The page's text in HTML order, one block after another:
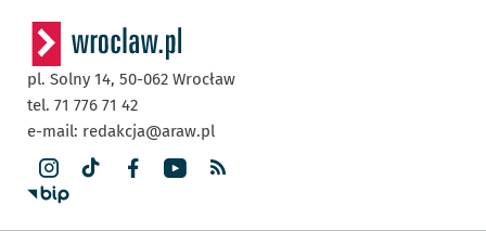
pl. Solny 14, 50-062 Wrocław
tel. 71 776 71 42
e-mail: redakcja@araw.pl